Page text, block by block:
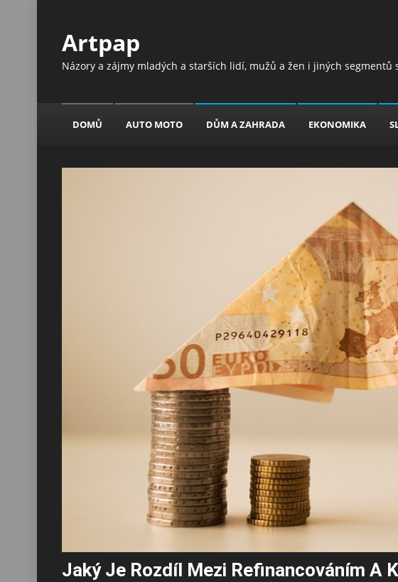
Artpap
Názory a zájmy mladých a starších lidí, mužů a žen i jiných
DOMŮ AUTO MOTO DŮM A ZAHRADA EKONOMIKA
Jaký Je Rozdíl Mezi Refinancováním A